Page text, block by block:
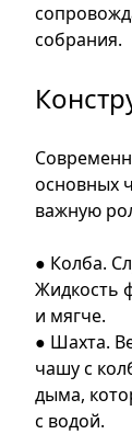
собрания.
основных
важную
● Колба.
Жидкость
и мягче.
● Шахта.
чашу с
дыма,
с водой.